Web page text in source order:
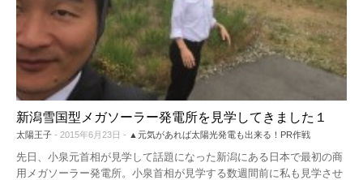
新潟雪国型メガソーラー発電所を見学してきました１
太陽王子 - 2015年6月23日 - ▲元気があれば太陽光発電も出来る！PR作戦
先日、小泉元首相が見学して話題になった新潟にある日本で最初の商
用メガソーラー発電所。小泉首相が見学する数週間前に私も見学させ